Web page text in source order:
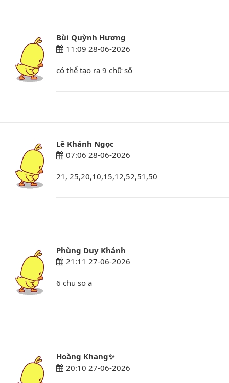
Bùi Quỳnh Hương
11:09 28-06-2026
có thể tạo ra 9 chữ số
Lê Khánh Ngọc
07:06 28-06-2026
21, 25,20,10,15,12,52,51,50
Phùng Duy Khánh
21:11 27-06-2026
6 chu so a
Hoàng Khang✨
20:10 27-06-2026